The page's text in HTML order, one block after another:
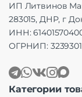
ИП Литвинов
283015, ДНР, г
ИНН:
ОГРНИП:
Категории